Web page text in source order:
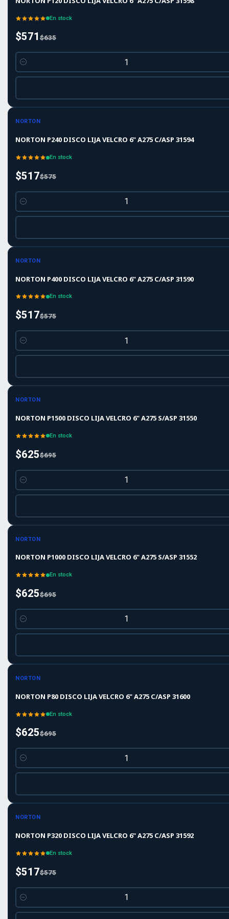
En stock
$571 $635
Cantidad
-10%OFF
NORTON
NORTON P240 DISCO LIJA VELCRO 6" A275 C/ASP 31594
En stock
$517$575
Cantidad
-10%OFF
NORTON
NORTON P400 DISCO LIJA VELCRO 6" A275 C/ASP 31590
En stock
$517$575
Cantidad
-10%OFF
NORTON
NORTON P1500 DISCO LIJA VELCRO 6" A275 S/ASP 31550
En stock
$625$695
Cantidad
-10%OFF
NORTON
NORTON P1000 DISCO LIJA VELCRO 6" A275 S/ASP 31552
En stock
$625$695
Cantidad
-10%OFF
NORTON
NORTON P80 DISCO LIJA VELCRO 6" A275 C/ASP 31600
En stock
$625$695
Cantidad
-10%OFF
NORTON
NORTON P320 DISCO LIJA VELCRO 6" A275 C/ASP 31592
En stock
$517$575
Cantidad